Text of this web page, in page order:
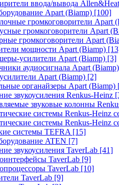
ввода/вывода
Apart (Biamp) [100]
громкоговорители Apart
громкоговорители Apart
громкоговорители Apart
мощности Apart (Biamp)
усилители Apart (Biamp) [3]
аудиосигнала Apart (Biamp)
Apart (Biamp) [2]
органайзеры Apart (Biamp)
звукоусиления Renkus-Heinz
звуковые колонны
системы Renkus-Heinz
системы Renkus-Heinz
системы TEFRA [15]
ATEN [7]
звукоусиления TaverLab [41]
TaverLab [9]
TaverLab [10]
TaverLab [9]